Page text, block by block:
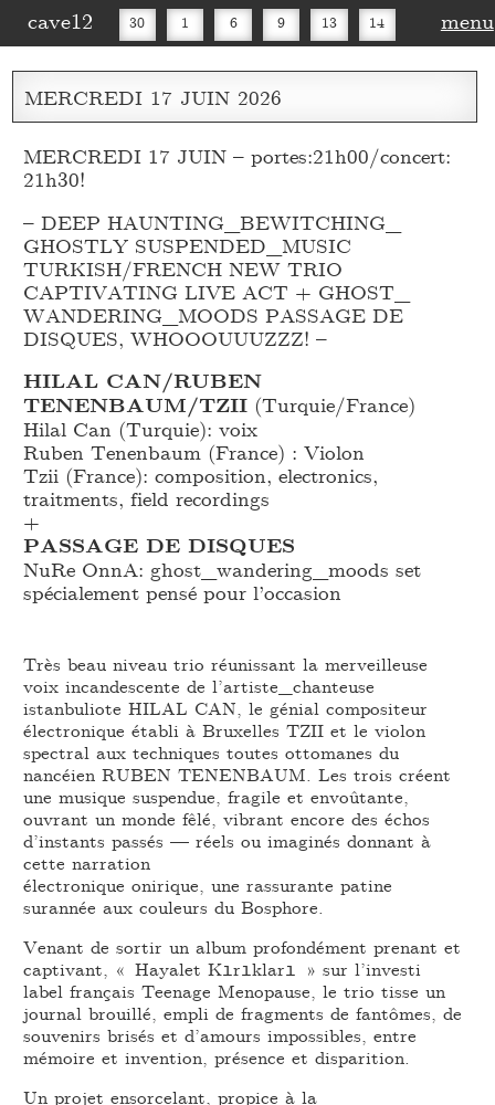
cave12 30 1 6 9 13 14
16 20 27 30
menu
MERCREDI 17 JUIN 2026
MERCREDI 17 JUIN – portes:21h00/concert:
21h30!
– DEEP HAUNTING_BEWITCHING_
GHOSTLY SUSPENDED_MUSIC
TURKISH/FRENCH NEW TRIO
CAPTIVATING LIVE ACT + GHOST_
WANDERING_MOODS PASSAGE DE
DISQUES, WHOOOUUUZZZ! –
HILAL CAN/RUBEN
TENENBAUM/TZII (Turquie/France)
Hilal Can (Turquie): voix
Ruben Tenenbaum (France) : Violon
Tzii (France): composition, electronics,
traitments, field recordings
+
PASSAGE DE DISQUES
NuRe OnnA: ghost_wandering_moods set
spécialement pensé pour l’occasion
Très beau niveau trio réunissant la merveilleuse
voix incandescente de l’artiste_chanteuse
istanbuliote HILAL CAN, le génial compositeur
électronique établi à Bruxelles TZII et le violon
spectral aux techniques toutes ottomanes du
nancéien RUBEN TENENBAUM. Les trois créent
une musique suspendue, fragile et envoûtante,
ouvrant un monde fêlé, vibrant encore des échos
d’instants passés — réels ou imaginés donnant à
cette narration
électronique onirique, une rassurante patine
surannée aux couleurs du Bosphore.
Venant de sortir un album profondément prenant et
captivant, « Hayalet Kırıkları » sur l’investi
label français Teenage Menopause, le trio tisse un
journal brouillé, empli de fragments de fantômes, de
souvenirs brisés et d’amours impossibles, entre
mémoire et invention, présence et disparition.
Un projet ensorcelant, propice à la